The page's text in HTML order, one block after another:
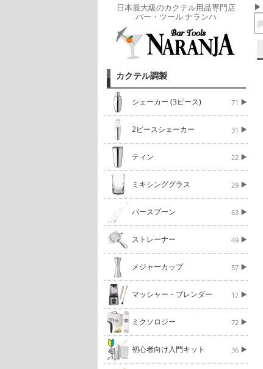
日本最大級のカクテル用品専門店
バー・ツール ナランハ
カクテル調製
シェーカー (3ピース) 71
2ピースシェーカー 31
ティン 22
ミキシンググラス 29
バースプーン 63
ストレーナー 49
メジャーカップ 57
マッシャー・ブレンダー 12
ミクソロジー 72
初心者向け入門キット 36